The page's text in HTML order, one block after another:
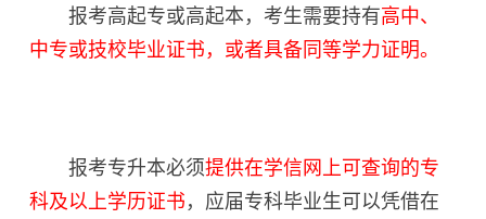
报考高起专或高起本，考生需要持有高中、
中专或技校毕业证书，或者具备同等学力证明。
报考专升本必须提供在学信网上可查询的专
科及以上学历证书 ，应届专科毕业生可以凭借在